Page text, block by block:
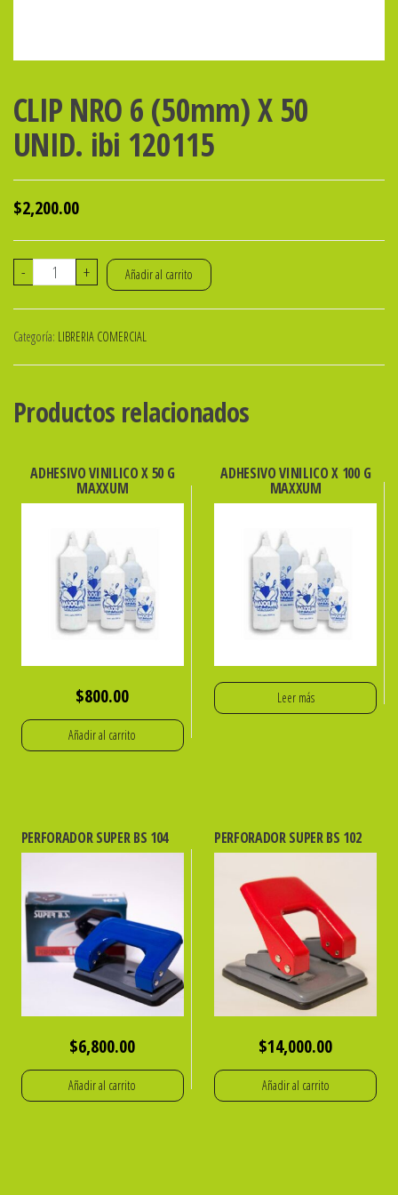
CLIP NRO 6 (50mm) X 50
UNID. ibi 120115
$2,200.00
-
CLIP
(50mm)
X
UNID.
120115
cantidad
+ Añadir al carrito
Categoría: LIBRERIA COMERCIAL
Productos relacionados
ADHESIVO VINILICO X 50 G
MAXXUM
$800.00
Añadir al carrito
ADHESIVO VINILICO X 100 G
MAXXUM
Leer más
PERFORADOR SUPER BS 104
$6,800.00
Añadir al carrito
PERFORADOR SUPER BS 102
$14,000.00
Añadir al carrito